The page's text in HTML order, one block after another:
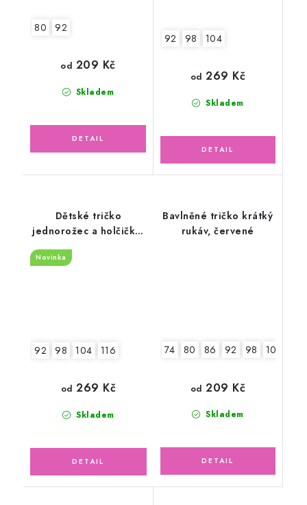
80 92
Skladem
od 209 Kč
92 98 104
Skladem
od 269 Kč
Dětské tričko
jednorožec a holčička,
Novinka
92 98 104 116
Skladem
od 269 Kč
Bavlněné tričko krátký
rukáv, červené
74 80 86 92 98 104
Skladem
od 209 Kč